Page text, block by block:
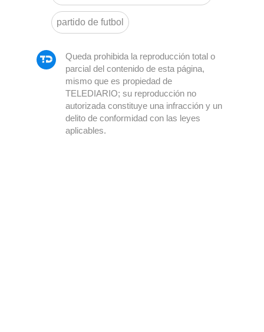
partido de futbol
Queda prohibida la reproducción total o
parcial del contenido de esta página,
mismo que es propiedad de
TELEDIARIO; su reproducción no
autorizada constituye una infracción y un
delito de conformidad con las leyes
aplicables.